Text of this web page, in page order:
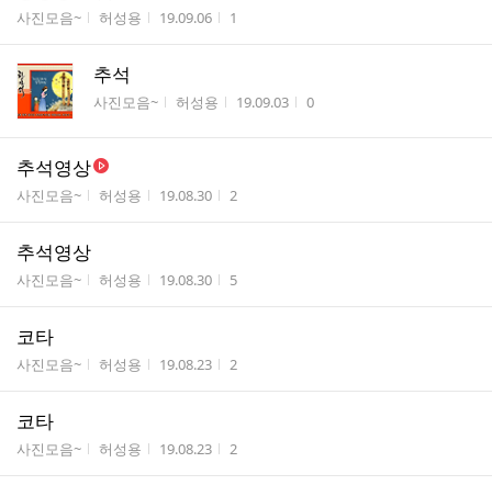
게시판명
사진모음~ 작성자
허성용 작성시간
19.09.06 조회수
1
추석
게시판명
사진모음~ 작성자
허성용 작성시간
19.09.03 조회수
0
추석영상
게시판명
사진모음~ 작성자
허성용 작성시간
19.08.30 조회수
2
추석영상
게시판명
사진모음~ 작성자
허성용 작성시간
19.08.30 조회수
5
코타
게시판명
사진모음~ 작성자
허성용 작성시간
19.08.23 조회수
2
코타
게시판명
사진모음~ 작성자
허성용 작성시간
19.08.23 조회수
2